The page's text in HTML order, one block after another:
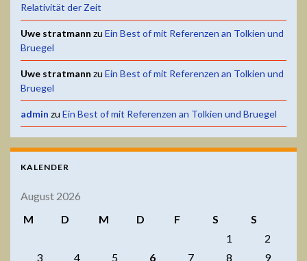
Relativität der Zeit
Uwe stratmann zu Ein Best of mit Referenzen an Tolkien und
Bruegel
Uwe stratmann zu Ein Best of mit Referenzen an Tolkien und
Bruegel
admin zu Ein Best of mit Referenzen an Tolkien und Bruegel
KALENDER
August 2026
M
D M D F S
S
1
2
3
4 5 6 7 8
9